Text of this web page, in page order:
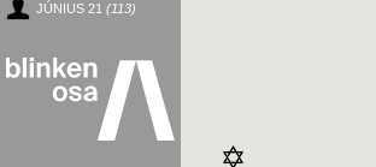
JÚNIUS 21 (113)